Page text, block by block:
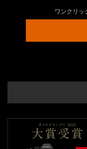
ワンクリッ